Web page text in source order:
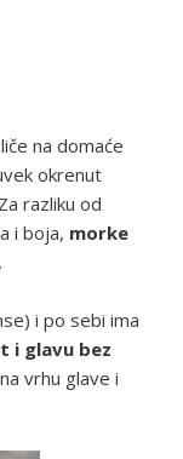
na domaće
okrenut
razliku od
i boja, morke
i po sebi ima
i glavu bez
vrhu glave i